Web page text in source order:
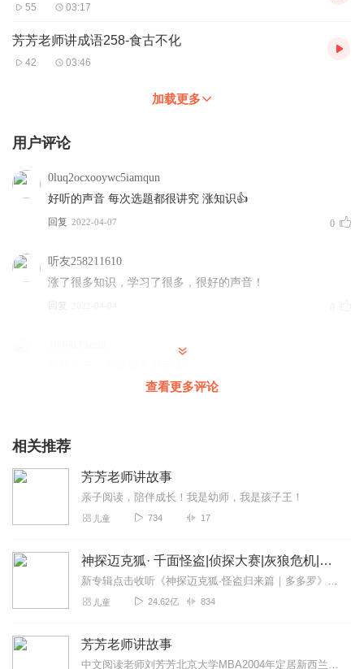
55 03:17
芳芳老师讲成语258-食古不化
42 03:46
加载更多
用户评论
0luq2ocxooywc5iamqun
好听的声音 每次选题都很讲究 涨知识👍
回复 2022-04-07 0
听友258211610
涨了很多知识，学习了很多，很好的声音！
回复
查看更多评论
相关推荐
芳芳老师讲故事
亲子阅读，陪伴成长！我是幼师，我是孩子王！
儿童 734 17
神探迈克狐· 千面怪盗|侦探大赛|灰狼危机|多多罗
新专辑点击收听《神探迈克狐·怪盗归来篇｜多多罗》！！！>>>点击进入主播橱窗购买《神探迈克狐》系列图书吧!<<<多多罗故事【点击前往】收听多多罗其他好玩有趣的故...
儿童 24.62亿 834
芳芳老师讲故事
中文阅读老师刘芳芳北京大学MBA2004年定居新西兰2015年阳光国际文化中心创始人-喜马拉雅“新西兰芳芳老师”频道-奥克兰各区图书馆的“芳芳老师讲故事...